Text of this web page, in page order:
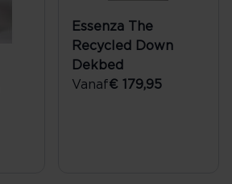
Essenza The
Recycled Down
Dekbed
Vanaf€ 179,95